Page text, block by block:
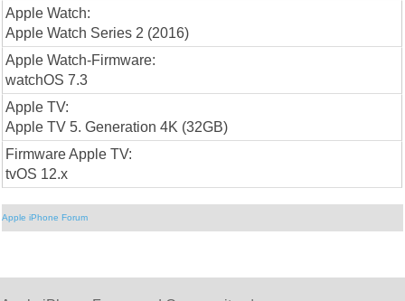
Apple Watch:
Apple Watch Series 2 (2016)
Apple Watch-Firmware:
watchOS 7.3
Apple TV:
Apple TV 5. Generation 4K (32GB)
Firmware Apple TV:
tvOS 12.x
Apple iPhone Forum